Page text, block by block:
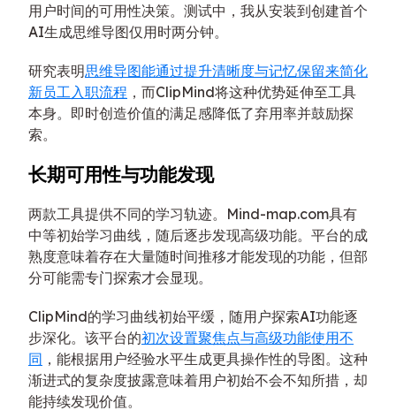
用户时间的可用性决策。测试中，我从安装到创建首个
AI生成思维导图仅用时两分钟。
研究表明思维导图能通过提升清晰度与记忆保留来简化
新员工入职流程 ，而ClipMind将这种优势延伸至工具
本身。即时创造价值的满足感降低了弃用率并鼓励探
索。
长期可用性与功能发现
两款工具提供不同的学习轨迹。Mind-map.com具有
中等初始学习曲线，随后逐步发现高级功能。平台的成
熟度意味着存在大量随时间推移才能发现的功能，但部
分可能需专门探索才会显现。
ClipMind的学习曲线初始平缓，随用户探索AI功能逐
步深化。该平台的初次设置聚焦点与高级功能使用不
同 ，能根据用户经验水平生成更具操作性的导图。这种
渐进式的复杂度披露意味着用户初始不会不知所措，却
能持续发现价值。